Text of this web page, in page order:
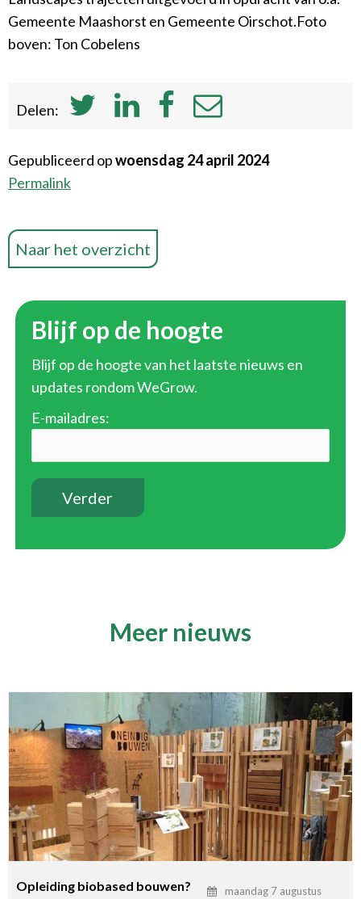
Gemeente Maashorst en Gemeente Oirschot.Foto
boven: Ton Cobelens
Delen:
Gepubliceerd opwoensdag 24 april 2024
Permalink
Naar het overzicht
Blijf op de hoogte
Blijf op de hoogte van het laatste nieuws en
updates rondom WeGrow.
E-mailadres:
Meer nieuws
Opleiding biobased bouwen?
maandag 7 augustus